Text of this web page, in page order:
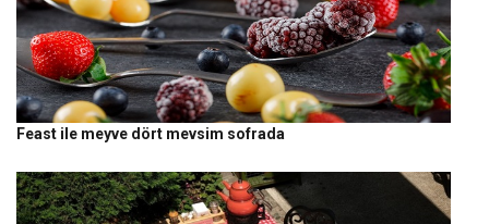
Feast ile meyve dört mevsim sofrada